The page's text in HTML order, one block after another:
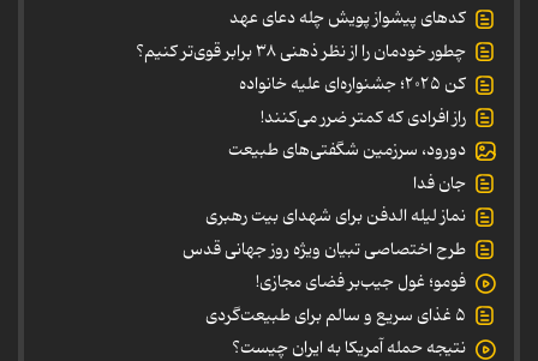
کدهای پیشواز پویش چله دعای عهد
چطور خودمان را از نظر ذهنی ۳۸ برابر قوی‌تر کنیم؟
کن ۲۰۲۵؛ جشنواره‌ای علیه خانواده
راز افرادی که کمتر ضرر می‌کنند!
دورود، سرزمین شگفتی‌های طبیعت
جان فدا
نماز لیله الدفن برای شهدای بیت رهبری
طرح اختصاصی تبیان ویژه روز جهانی قدس
فومو؛ غول جیب‌بر فضای مجازی!
۵ غذای سریع و سالم برای طبیعت‌گردی
نتیجه حمله آمریکا به ایران چیست؟